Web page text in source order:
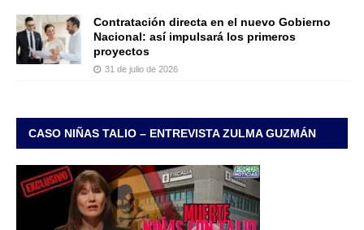
Contratación directa en el nuevo Gobierno
Nacional: así impulsará los primeros
proyectos
31 de julio de 2026
CASO NIÑAS TALIO – ENTREVISTA ZULMA GUZMÁN